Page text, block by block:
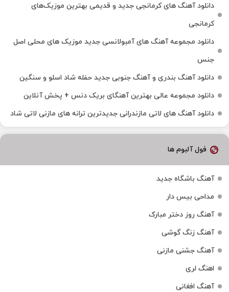
دانلود آهنگ‌ های کرمانجی جدید و قدیمی بهترین موزیک‌های
کرمانجی
دانلود مجموعه آهنگ های آمبولانسی جدید موزیک های محلی اصل
جنس
دانلود آهنگ بندری و آهنگ جنوبی جدید حفله شاد اسلو و سنگین
دانلود مجموعه عالی بهترین آهنگای بریک دنس + پخش آنلاین
دانلود آهنگ‌ های لاتی مازندرانی جدیدترین ترانه های مازنی لاتی شاد
فول آلبوم ها
آهنگ باشگاه جدید
مداحی بیس دار
آهنگ روز دختر مبارک
آهنگ زنگ گوشی
آهنگ جشنی مازنی
اهنگ لری
آهنگ افغانی